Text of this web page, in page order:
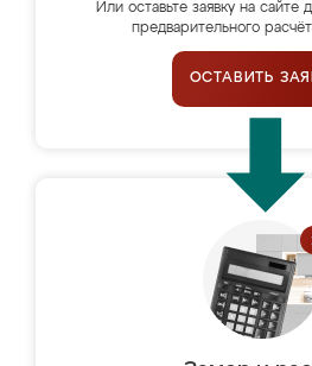
Или оставьте заявку на сайте
предварительного
ОСТАВИТЬ